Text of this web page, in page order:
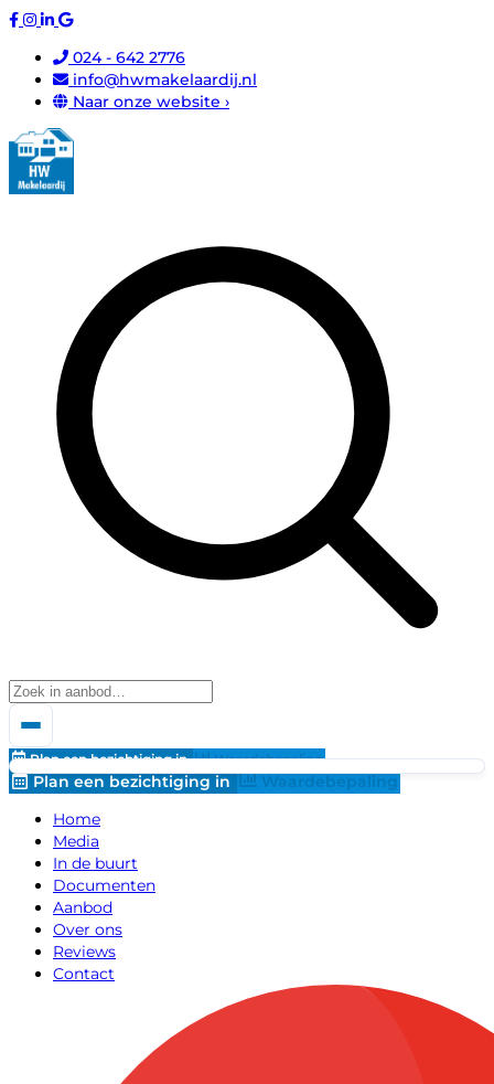
024 - 642 2776
info@hwmakelaardij.nl
Naar onze website ›
Plan een bezichtiging in Waardebepaling
Plan een bezichtiging in
Waardebepaling
Home
Media
In de buurt
Documenten
Aanbod
Over ons
Reviews
Contact